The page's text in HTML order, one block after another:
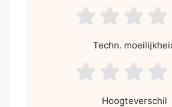
asdf2
asdf1
Techn.
asdf2
asdf1
Hoogteverschil